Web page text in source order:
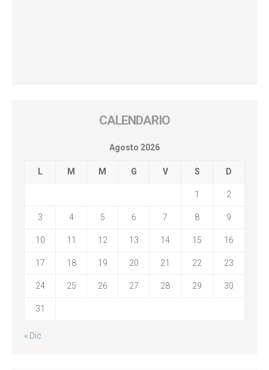
CALENDARIO
Agosto 2026
L M M G V S D
1 2
3 4 5 6 7 8 9
10 11 12 13 14 15 16
17 18 19 20 21 22 23
24 25 26 27 28 29 30
31
« Dic